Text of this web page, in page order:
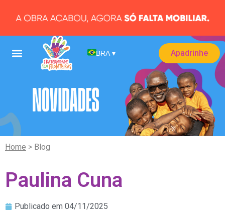
BRA ▾ Apadrinhe
Home > Blog
Paulina Cuna
Publicado em 04/11/2025